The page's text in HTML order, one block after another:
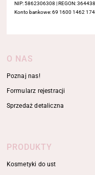
NIP: 5862306308 | REGON:
Konto bankowe: 69 1600 1462
O NAS
Poznaj nas!
Formularz rejestracji
Sprzedaż detaliczna
PRODUKTY
Kosmetyki do ust